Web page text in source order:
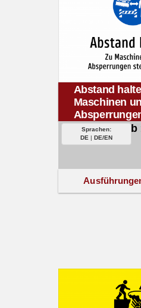
Abstand
Maschinen
Abstand.
Sprachen:
DE | DE/EN